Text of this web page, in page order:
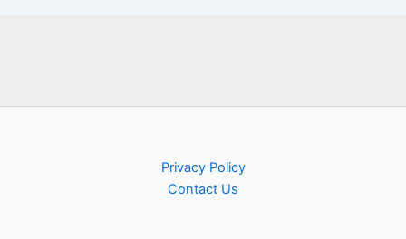
Privacy Policy
Contact Us